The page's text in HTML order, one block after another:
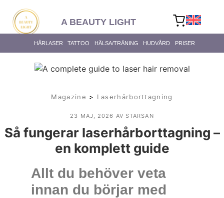
content
A BEAUTY LIGHT
HÅRLASER TATTOO HÄLSA/TRÄNING HUDVÅRD PRISER
Magazine > Laserhårborttagning
23 MAJ, 2026 AV STARSAN
Så fungerar laserhårborttagning –
en komplett guide
Allt du behöver veta
innan du börjar med